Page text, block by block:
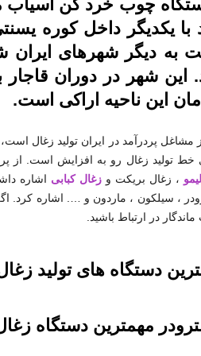
چوب خرد کن آسیاب
با یکدیگر داخل کوره
به دیگر شهرهای
این ناحیه اراکی است.
مشاغل پردرآمد در ایران تولید زغال
خط تولید زغال رو به افزایش است. از
، زغال بریکت وزغال کبابی اشاره
، سیلکون ، ماردون و …. اشاره کرد.
در ارتباط باشید.
دستگاه های تولید
مهمترین دستگاه